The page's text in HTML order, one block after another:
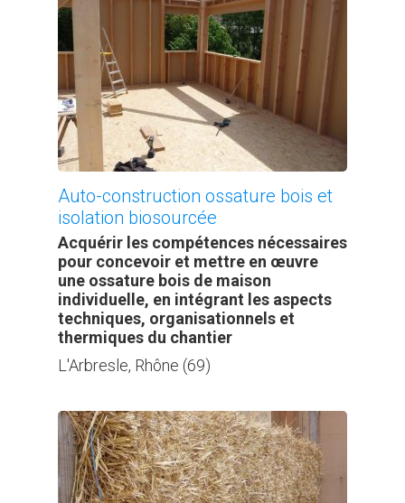
Auto-construction ossature bois et
isolation biosourcée
Acquérir les compétences nécessaires
pour concevoir et mettre en œuvre
une ossature bois de maison
individuelle, en intégrant les aspects
techniques, organisationnels et
thermiques du chantier
L'Arbresle, Rhône (69)